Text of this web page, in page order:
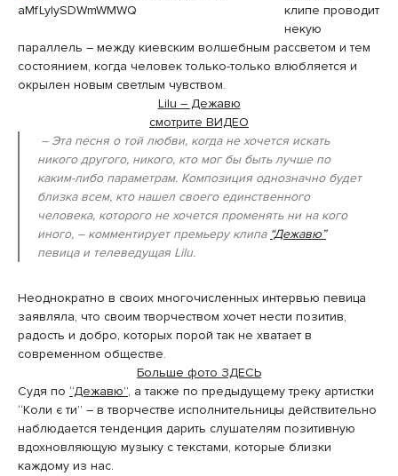
клипе проводит
некую
параллель – между киевским волшебным рассветом и тем
состоянием, когда человек только-только влюбляется и
окрылен новым светлым чувством.
Lilu – Дежавю
смотрите ВИДЕО
– Эта песня о той любви, когда не хочется искать
никого другого, никого, кто мог бы быть лучше по
каким-либо параметрам. Композиция однозначно будет
близка всем, кто нашел своего единственного
человека, которого не хочется променять ни на кого
иного, – комментирует премьеру клипа “Дежавю”
певица и телеведущая Lilu.
Неоднократно в своих многочисленных интервью певица
заявляла, что своим творчеством хочет нести позитив,
радость и добро, которых порой так не хватает в
современном обществе.
Больше фото ЗДЕСЬ
Судя по “Дежавю”, а также по предыдущему треку артистки
“Коли є ти” – в творчестве исполнительницы действительно
наблюдается тенденция дарить слушателям позитивную
вдохновляющую музыку с текстами, которые близки
каждому из нас.